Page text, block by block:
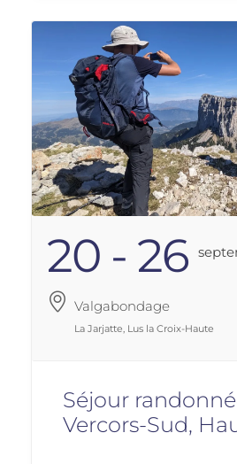
20 - 26
Valgabondage
La Jarjatte, Lus la Croix-Haute
Séjour
Vercors-Sud,